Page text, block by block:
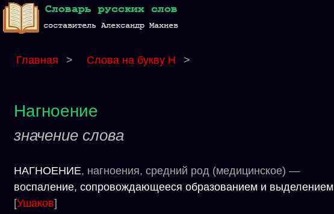
Главная > Слова на букву Н >
Нагноение
значение слова
НАГНОЕНИЕ, нагноения, средний род (медицинское) —
воспаление, сопровождающееся образованием и выделением
[Ушаков]